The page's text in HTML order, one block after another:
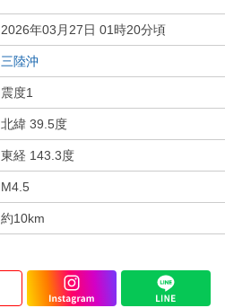
2026年03月27日 01時20分頃
三陸沖
震度1
北緯 39.5度
東経 143.3度
M4.5
約10km